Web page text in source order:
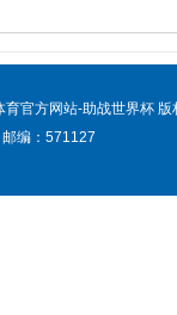
官方网站-助战世界杯
邮编：571127